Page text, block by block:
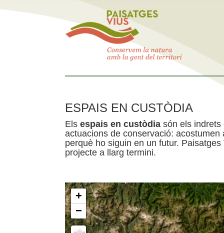
ESPAIS EN CUSTÒDIA
Els espais en custòdia són els indrets
actuacions de conservació:
perquè ho siguin en un futur.
projecte a llarg termini.
+
−